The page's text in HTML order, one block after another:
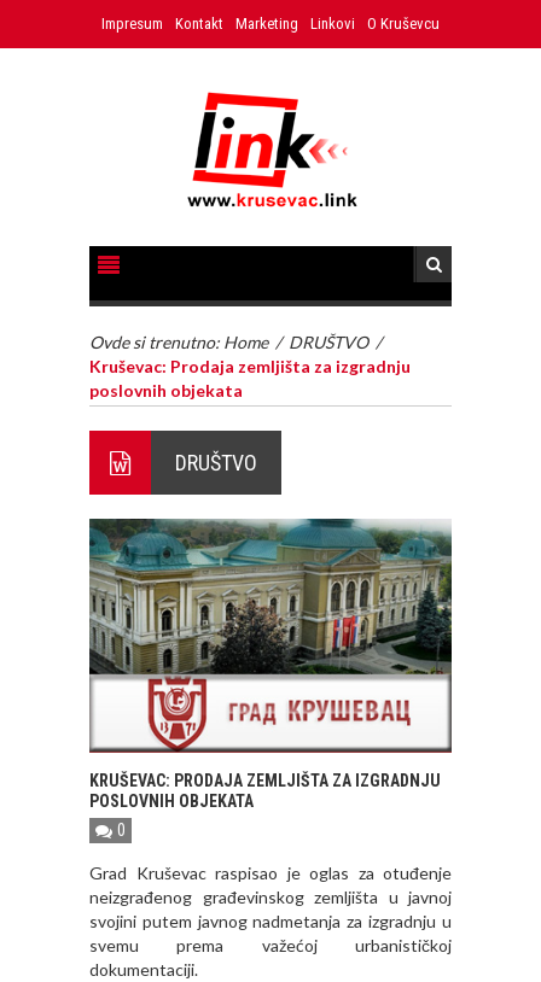
Impresum Kontakt Marketing Linkovi O Kruševcu
Ovde si trenutno: Home / DRUŠTVO /
Kruševac: Prodaja zemljišta za izgradnju
poslovnih objekata
DRUŠTVO
KRUŠEVAC: PRODAJA ZEMLJIŠTA ZA IZGRADNJU
POSLOVNIH OBJEKATA
0
Grad Kruševac raspisao je oglas za otuđenje
neizgrađenog građevinskog zemljišta u javnoj
svojini putem javnog nadmetanja za izgradnju u
svemu prema važećoj urbanističkoj
dokumentaciji.